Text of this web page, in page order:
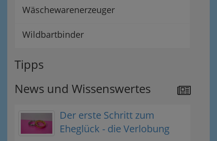
Wäschewarenerzeuger
Wildbartbinder
Tipps
News und Wissenswertes
Der erste Schritt zum
Eheglück - die Verlobung